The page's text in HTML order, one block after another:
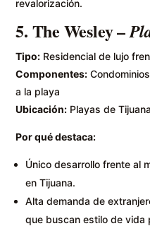
revalorización.
5. The Wesley–
Tipo: Residencial de lujo
Componentes:
a la playa
Ubicación: Playas de Tijuana
Por qué destaca:
Único desarrollo frente al
en Tijuana.
Alta demanda de
que buscan estilo de vida